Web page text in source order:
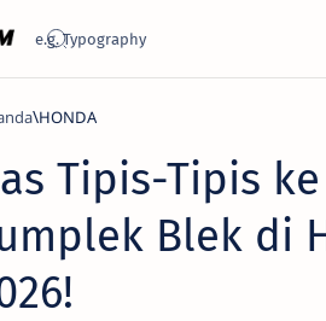
HONDA
Tipis-Tipis
Blek di